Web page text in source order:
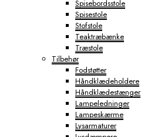
Spisebordsstole
Spisestole
Stofstole
Teaktræbænke
Træstole
Tilbehør
Fodstøtter
Håndklædeholdere
Håndklædestænger
Lampeledninger
Lampeskærme
Lysarmaturer